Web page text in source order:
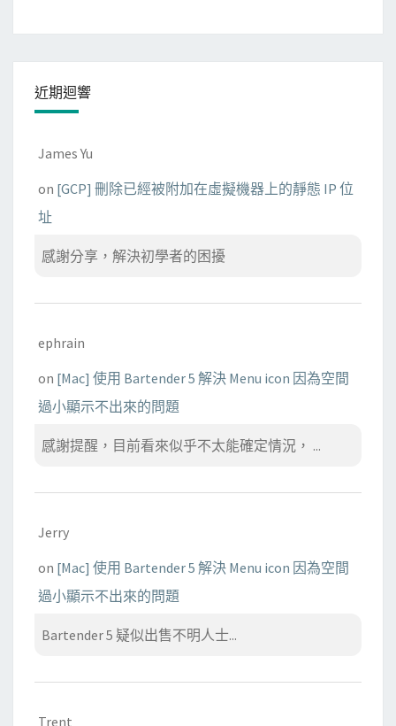
近期迴響
James Yu
on [GCP] 刪除已經被附加在虛擬機器上的靜態 IP 位
址
感謝分享，解決初學者的困擾
ephrain
on [Mac] 使用 Bartender 5 解決 Menu icon 因為空間
過小顯示不出來的問題
感謝提醒，目前看來似乎不太能確定情況， ...
Jerry
on [Mac] 使用 Bartender 5 解決 Menu icon 因為空間
過小顯示不出來的問題
Bartender 5 疑似出售不明人士...
Trent